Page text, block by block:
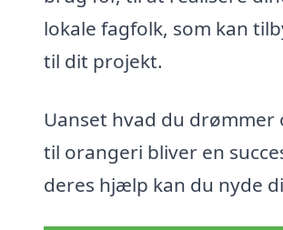
lokale fagfolk, som kan
til dit projekt.
Uanset hvad du
til orangeri bliver en
deres hjælp kan du nyde